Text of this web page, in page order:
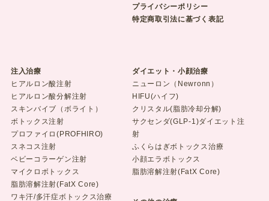
プライバシーポリシー
特定商取引法に基づく表記
注入治療
ヒアルロン酸注射
ヒアルロン酸分解注射
スキンバイブ（ボライト）
ボトックス注射
プロファイロ(PROFHIRO)
スネコス注射
ベビーコラーゲン注射
マイクロボトックス
脂肪溶解注射(FatX Core)
ワキ汗/多汗症ボトックス治療
ダイエット・小顔治療
ニューロン（Newronn）
HIFU(ハイフ)
クリスタル(脂肪冷却分解)
サクセンダ(GLP-1)ダイエット注
射
ふくらはぎボトックス治療
小顔エラボトックス
脂肪溶解注射(FatX Core)